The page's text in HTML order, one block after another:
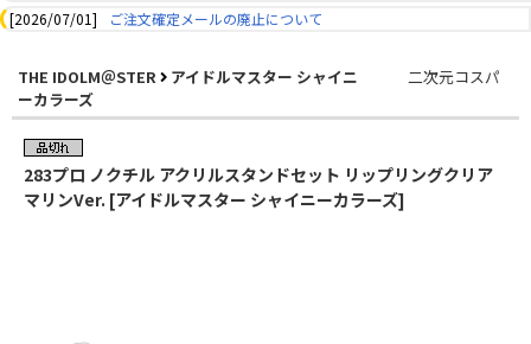
[2026/07/01]
ご注文確定メールの廃止について
THE IDOLM＠STER
アイドルマスター シャイニ
ーカラーズ
二次元コスパ
283プロ ノクチル アクリルスタンドセット リップリングクリア
マリンVer. [アイドルマスター シャイニーカラーズ]